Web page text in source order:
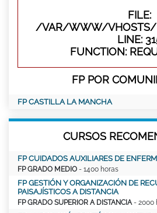
FILE:
/VAR/WWW/VHOSTS/
LINE:
FUNCTION:
FP POR
FP CASTILLA LA MANCHA
CURSOS
FP CUIDADOS AUXILIARES DE
FP GRADO MEDIO - 1400 horas
FP GESTIÓN Y ORGANIZACIÓN DE
PAISAJÍSTICOS A DISTANCIA
FP GRADO SUPERIOR A DISTANCIA - 2000